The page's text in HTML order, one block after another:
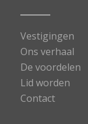
Vestigingen
Ons verhaal
De voordelen
Lid worden
Contact